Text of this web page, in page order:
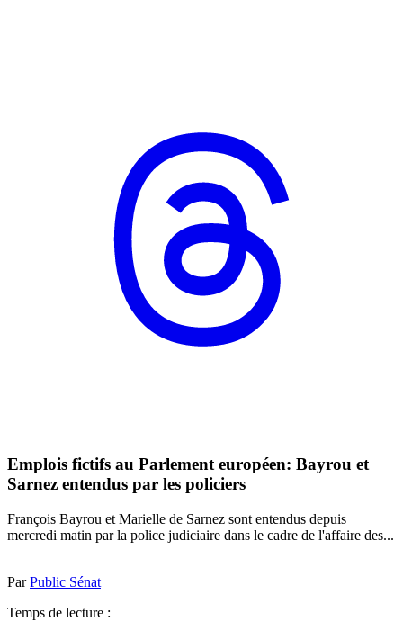
Emplois fictifs au Parlement européen: Bayrou et
Sarnez entendus par les policiers
François Bayrou et Marielle de Sarnez sont entendus depuis
mercredi matin par la police judiciaire dans le cadre de l'affaire des...
ParPublic Sénat
Temps de lecture :